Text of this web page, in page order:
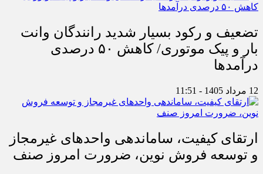
تضعیف و رکود بسیار شدید رانندگان وانت
بار و پیک موتوری/ کاهش ۵۰ درصدی
درآمدها
12 مرداد 1405 - 11:51
ارتقای کیفیت، ساماندهی واحدهای غیرمجاز
و توسعه فروش نوین، ضرورت امروز صنف